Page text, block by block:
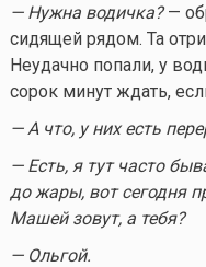
— Нужна водичка?—
сидящей рядом. Та
Неудачно попали, у
сорок минут ждать,
— А что, у них есть
— Есть, я тут часто
до жары, вот сегодня
Машей зовут, а тебя?
— Ольгой.